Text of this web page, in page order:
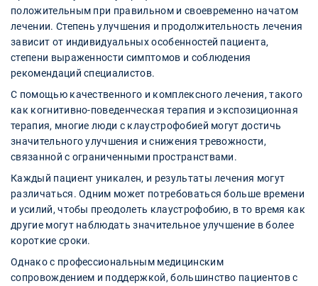
положительным при правильном и своевременно начатом
лечении. Степень улучшения и продолжительность лечения
зависит от индивидуальных особенностей пациента,
степени выраженности симптомов и соблюдения
рекомендаций специалистов.
С помощью качественного и комплексного лечения, такого
как когнитивно-поведенческая терапия и экспозиционная
терапия, многие люди с клаустрофобией могут достичь
значительного улучшения и снижения тревожности,
связанной с ограниченными пространствами.
Каждый пациент уникален, и результаты лечения могут
различаться. Одним может потребоваться больше времени
и усилий, чтобы преодолеть клаустрофобию, в то время как
другие могут наблюдать значительное улучшение в более
короткие сроки.
Однако с профессиональным медицинским
сопровождением и поддержкой, большинство пациентов с